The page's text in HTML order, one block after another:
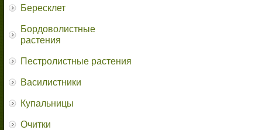
Бересклет
Бордоволистные
растения
Пестролистные растения
Василистники
Купальницы
Очитки